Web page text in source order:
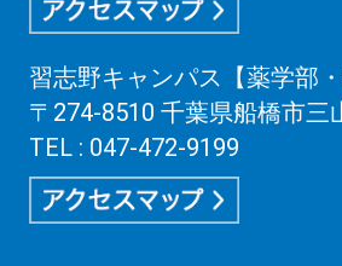
習志野キャンパス【薬学部
〒274-8510 千葉県船橋市三
TEL : 047-472-9199